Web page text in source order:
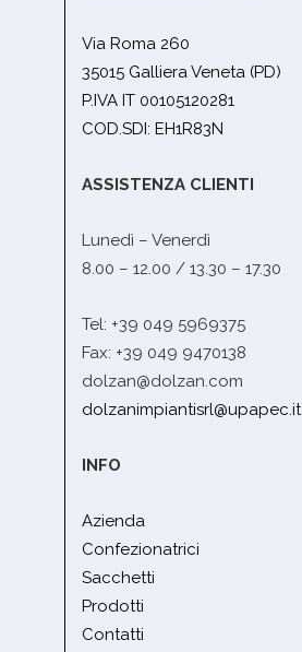
Via Roma 260
35015 Galliera Veneta (PD)
P.IVA IT 00105120281
COD.SDI: EH1R83N
ASSISTENZA CLIENTI
Lunedì – Venerdì
8.00 – 12.00 / 13.30 – 17.30
Tel: +39 049 5969375
Fax: +39 049 9470138
dolzan@dolzan.com
dolzanimpiantisrl@upapec.it
INFO
Azienda
Confezionatrici
Sacchetti
Prodotti
Contatti